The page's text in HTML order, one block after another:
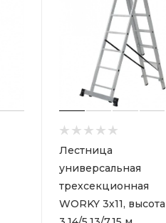
Лестница
универсальная
трехсекционная
WORKY 3х11, высота